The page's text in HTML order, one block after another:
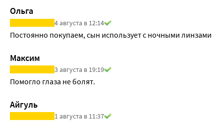
Ольга
4 августа в 12:14
Постоянно покупаем, сын использует с ночными линзами
Максим
3 августа в 19:19
Помогло глаза не болят.
Айгуль
1 августа в 11:37